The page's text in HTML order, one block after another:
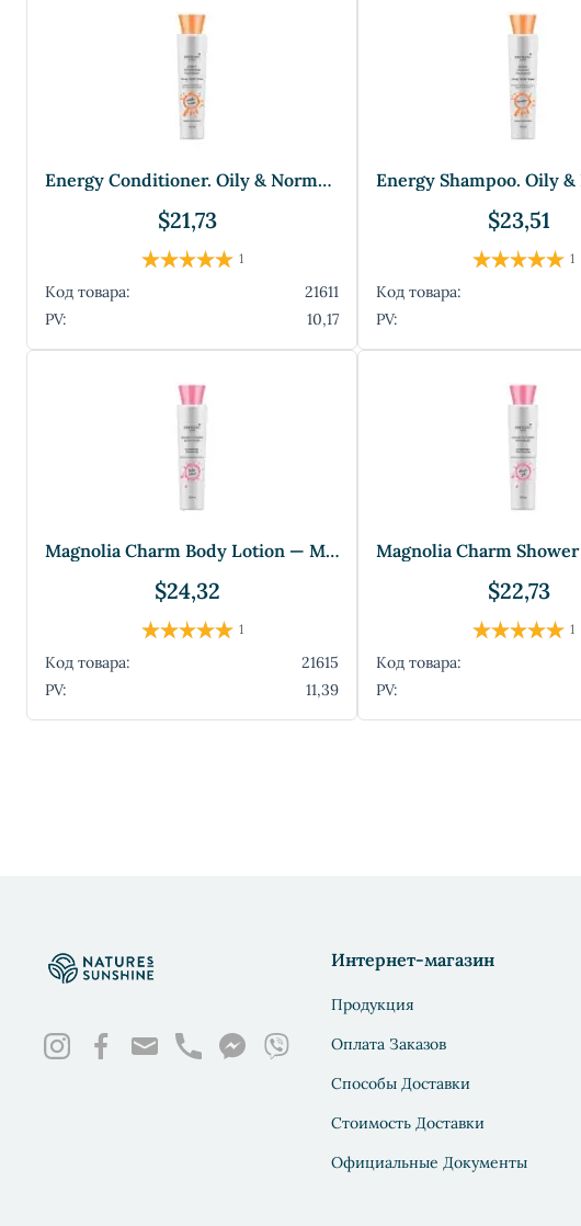
Energy Conditioner. Oily & Normal Hair —
$21,73
1
Код товара:
21611
PV:
10,17
$23,51
1
Код товара:
PV:
Magnolia Charm Body Lotion — Молочко для
$24,32
1
Код товара:
21615
PV:
11,39
$22,73
1
Код товара:
PV:
Интернет-магазин
Продукция
Оплата Заказов
Способы Доставки
Стоимость Доставки
Официальные Документы